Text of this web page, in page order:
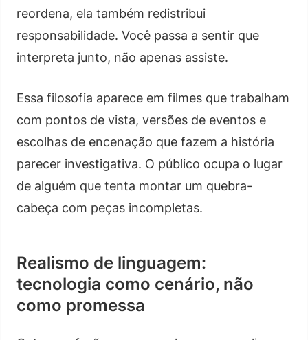
reordena, ela também redistribui
responsabilidade. Você passa a sentir que
interpreta junto, não apenas assiste.
Essa filosofia aparece em filmes que trabalham
com pontos de vista, versões de eventos e
escolhas de encenação que fazem a história
parecer investigativa. O público ocupa o lugar
de alguém que tenta montar um quebra-
cabeça com peças incompletas.
Realismo de linguagem:
tecnologia como cenário, não
como promessa